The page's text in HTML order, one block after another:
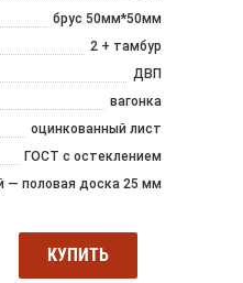
брус 50мм*50мм
2 + тамбур
ДВП
вагонка
оцинкованный лист
ГОСТ с остеклением
— половая доска 25 мм
КУПИТЬ